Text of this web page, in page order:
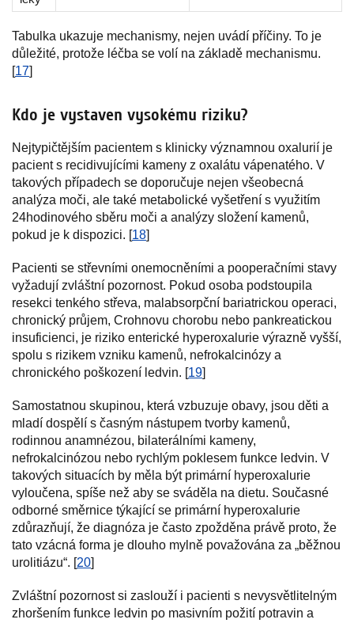
Tabulka ukazuje mechanismy, nejen uvádí příčiny. To je
důležité, protože léčba se volí na základě mechanismu.
[17]
Kdo je vystaven vysokému riziku?
Nejtypičtějším pacientem s klinicky významnou oxalurií je
pacient s recidivujícími kameny z oxalátu vápenatého. V
takových případech se doporučuje nejen všeobecná
analýza moči, ale také metabolické vyšetření s využitím
24hodinového sběru moči a analýzy složení kamenů,
pokud je k dispozici. [18]
Pacienti se střevními onemocněními a pooperačními stavy
vyžadují zvláštní pozornost. Pokud osoba podstoupila
resekci tenkého střeva, malabsorpční bariatrickou operaci,
chronický průjem, Crohnovu chorobu nebo pankreatickou
insuficienci, je riziko enterické hyperoxalurie výrazně vyšší,
spolu s rizikem vzniku kamenů, nefrokalcinózy a
chronického poškození ledvin. [19]
Samostatnou skupinou, která vzbuzuje obavy, jsou děti a
mladí dospělí s časným nástupem tvorby kamenů,
rodinnou anamnézou, bilaterálními kameny,
nefrokalcinózou nebo rychlým poklesem funkce ledvin. V
takových situacích by měla být primární hyperoxalurie
vyloučena, spíše než aby se sváděla na dietu. Současné
odborné směrnice týkající se primární hyperoxalurie
zdůrazňují, že diagnóza je často zpožděna právě proto, že
tato vzácná forma je dlouho mylně považována za „běžnou
urolitiázu“. [20]
Zvláštní pozornost si zaslouží i pacienti s nevysvětlitelným
zhoršením funkce ledvin po masivním požití potravin a